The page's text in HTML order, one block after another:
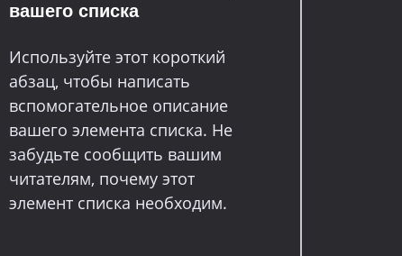
вашего списка
Используйте этот короткий
абзац, чтобы написать
вспомогательное описание
вашего элемента списка. Не
забудьте сообщить вашим
читателям, почему этот
элемент списка необходим.